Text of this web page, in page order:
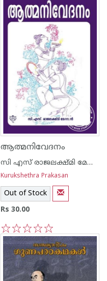
ആത്മനിവേദനം
സി എസ്‌ രാജലക്ഷ്മി മേനോന്‍‌‌
Kurukshethra Prakasan
Out of Stock
Rs 30.00
5
4
3
2
1